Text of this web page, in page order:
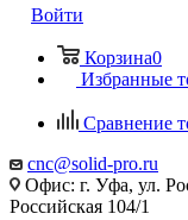
Войти
Корзина0
Избранные
Сравнение
cnc@solid-pro.ru
Офис: г. Уфа, ул.
Российская 104/1